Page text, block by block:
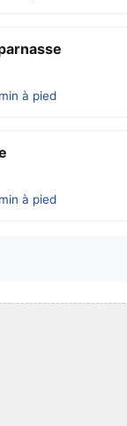
à pied
à pied